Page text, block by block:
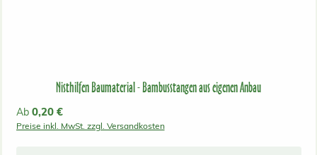
Nisthilfen Baumaterial - Bambusstangen aus eigenen Anbau
Regulärer Preis:
Ab 0,20 €
Preise inkl. MwSt. zzgl. Versandkosten